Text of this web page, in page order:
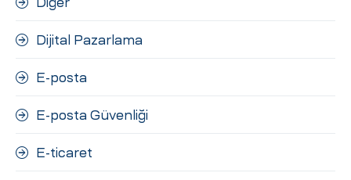
Dijital Pazarlama
E-posta
E-posta Güvenliği
E-ticaret